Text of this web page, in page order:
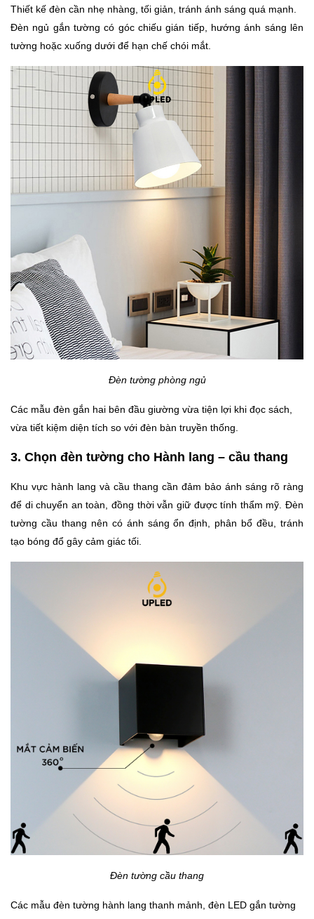
Thiết kế đèn cần nhẹ nhàng, tối giản, tránh ánh sáng quá mạnh.
Đèn ngủ gắn tường có góc chiếu gián tiếp, hướng ánh sáng lên
tường hoặc xuống dưới để hạn chế chói mắt.
Đèn tường phòng ngủ
Các mẫu đèn gắn hai bên đầu giường vừa tiện lợi khi đọc sách,
vừa tiết kiệm diện tích so với đèn bàn truyền thống.
3. Chọn đèn tường cho Hành lang – cầu thang
Khu vực hành lang và cầu thang cần đảm bảo ánh sáng rõ ràng
để di chuyển an toàn, đồng thời vẫn giữ được tính thẩm mỹ. Đèn
tường cầu thang nên có ánh sáng ổn định, phân bổ đều, tránh
tạo bóng đổ gây cảm giác tối.
Đèn tường cầu thang
Các mẫu đèn tường hành lang thanh mảnh, đèn LED gắn tường